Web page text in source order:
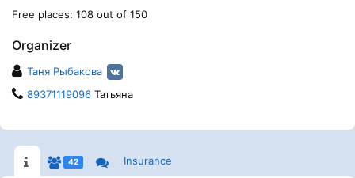
Free places: 108 out of 150
Organizer
Таня Рыбакова
89371119096 Татьяна
42 Insurance